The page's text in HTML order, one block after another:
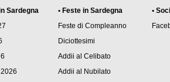
Sardegna
• Feste in Sardegna
Feste di Compleanno
Diciottesimi
Addii al Celibato
Addii al Nubilato
•